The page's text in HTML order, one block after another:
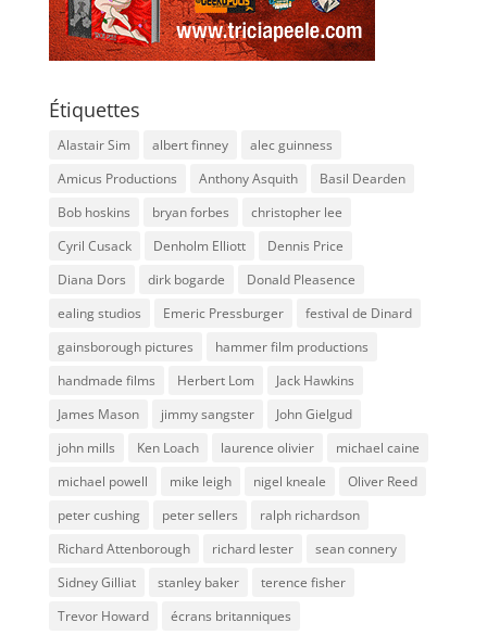
Étiquettes
Alastair Sim albert finney
alec guinness
Amicus Productions
Anthony Asquith
Basil Dearden
Bob hoskins
bryan forbes
christopher lee
Cyril Cusack
Denholm Elliott
Dennis Price
Diana Dors
dirk bogarde
Donald Pleasence
ealing studios
Emeric Pressburger
festival de Dinard
gainsborough pictures
hammer film productions
handmade films
Herbert Lom
Jack Hawkins
James Mason
jimmy sangster
John Gielgud
john mills
Ken Loach laurence olivier
michael caine
michael powell
mike leigh nigel kneale
Oliver Reed
peter cushing
peter sellers
ralph richardson
Richard Attenborough
richard lester
sean connery
Sidney Gilliat
stanley baker
terence fisher
Trevor Howard
écrans britanniques